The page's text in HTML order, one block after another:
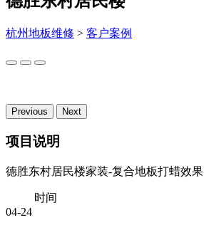
杭州地板维修 > 客户案例
Previous Next
项目说明
德胜东村居民楼家装-复合地板打蜡效果
时间
04-24